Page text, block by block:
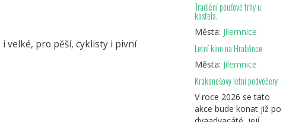
velké, pro pěší, cyklisty i pivní
Tradiční pouťové trhy u
kostela.
Města: Jilemnice
Letní kino na Hraběnce
Města: Jilemnice
Krakonošovy letní podvečery
V roce 2026 se tato
akce bude konat již po